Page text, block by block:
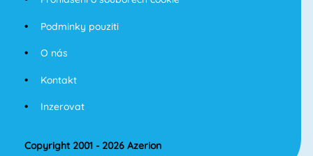
Podminky pouziti
O nás
Kontakt
Inzerovat
Copyright 2001 - 2026 Azerion